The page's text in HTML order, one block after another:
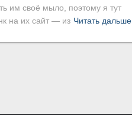
им своё мыло, поэтому я тут
на их сайт — из Читать дальше